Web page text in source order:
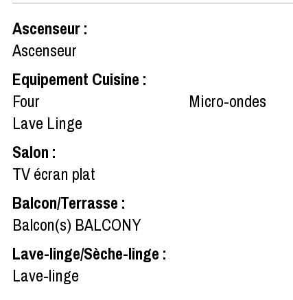
Ascenseur:
Ascenseur
Equipement Cuisine :
Four
Micro-ondes
Lave Linge
Salon :
TV écran plat
Balcon/Terrasse :
Balcon(s) BALCONY
Lave-linge/Sèche-linge :
Lave-linge